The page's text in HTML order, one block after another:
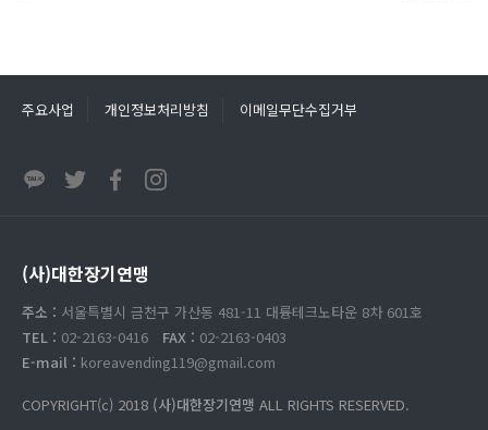
주요사업 개인정보처리방침 이메일무단수집거부
(사)대한장기연맹
주소 : 서울특별시 금천구 가산동 481-11 대륭테크노타운 8차 601호
TEL : 02-2163-0416 FAX : 02-2163-0403
E-mail : koreavending119@gmail.com
COPYRIGHT(c) 2018 (사)대한장기연맹 ALL RIGHTS RESERVED.